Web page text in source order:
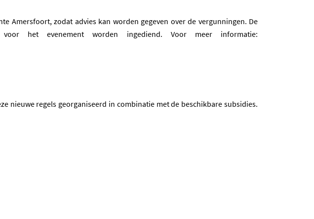
Amersfoort, zodat advies kan worden gegeven over de vergunningen. De
het evenement worden ingediend. Voor meer informatie:
nieuwe regels georganiseerd in combinatie met de beschikbare subsidies.